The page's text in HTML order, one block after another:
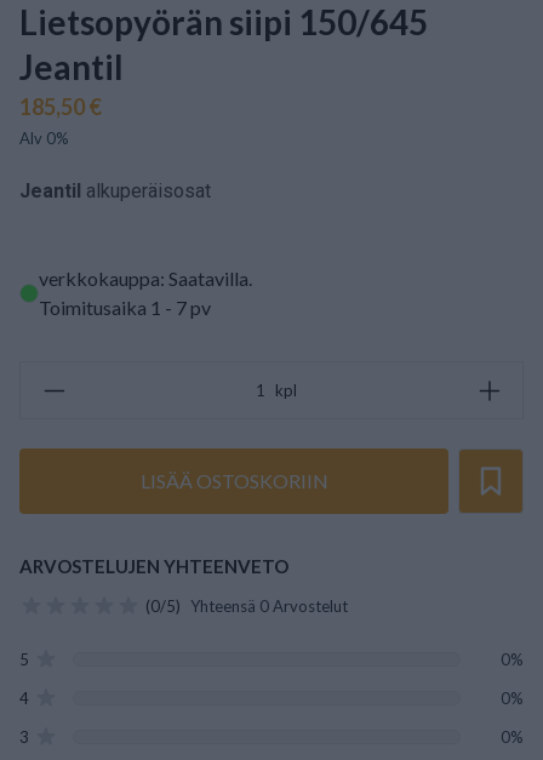
Lietsopyörän siipi 150/645
Jeantil
185,50 €
Alv 0%
Jeantil alkuperäisosat
verkkokauppa: Saatavilla.
Toimitusaika 1 - 7 pv
kpl
LISÄÄ OSTOSKORIIN
ARVOSTELUJEN YHTEENVETO
(0/5) Yhteensä 0 Arvostelut
5
0%
4
0%
3
0%